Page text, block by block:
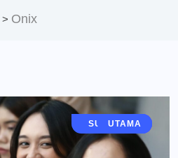
> Onix
BERITA
FASHION
JAWA TIMUR
SURABAYA
UTAMA